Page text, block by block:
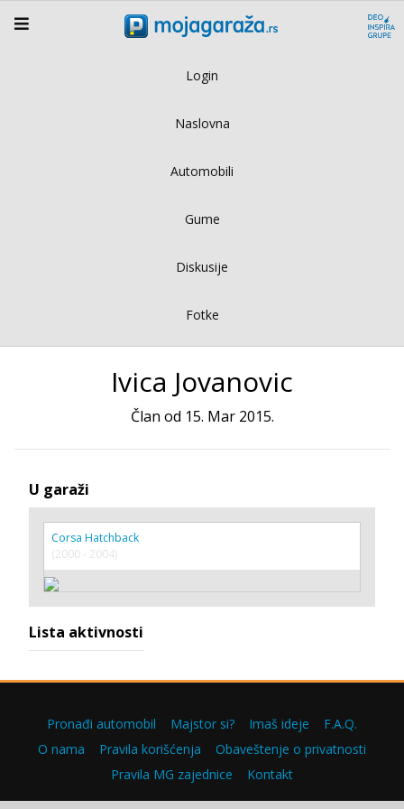
Login
Naslovna
Automobili
Gume
Diskusije
Fotke
Ivica Jovanovic
Član od 15. Mar 2015.
U garaži
Corsa Hatchback
(2000 - 2004)
Lista aktivnosti
Pronađi automobil Majstor si? Imaš ideje
F.A.Q.
O nama
Pravila korišćenja
Obaveštenje o privatnosti
Pravila MG zajednice
Kontakt